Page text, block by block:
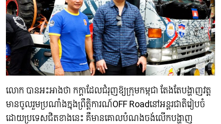
លោក បានអះអាងថា កក្តាដែលជំរុញឱ្យក្រុមកម្ពុជា តែងតែបង្ហាញវត្ត
មានចូលរួមប្រណាំងក្នុងព្រឹត្តិការណ៍OFF Roadនៅអន្តរជាតិរៀបចំ
ដោយប្រទេសជិតខាងនេះ គឺមានគោលបំណងចង់លើកបង្ហាញ